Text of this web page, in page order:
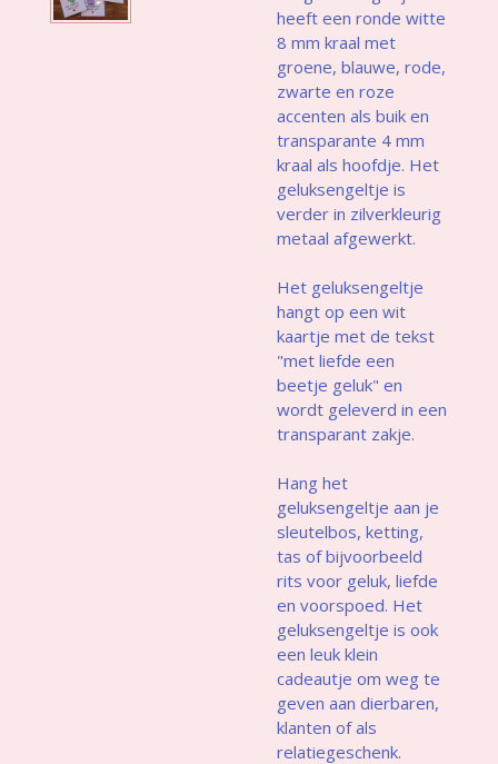
heeft een ronde witte
8 mm kraal met
groene, blauwe, rode,
zwarte en roze
accenten als buik en
transparante 4 mm
kraal als hoofdje. Het
geluksengeltje is
verder in zilverkleurig
metaal afgewerkt.
Het geluksengeltje
hangt op een wit
kaartje met de tekst
"met liefde een
beetje geluk" en
wordt geleverd in een
transparant zakje.
Hang het
geluksengeltje aan je
sleutelbos, ketting,
tas of bijvoorbeeld
rits voor geluk, liefde
en voorspoed. Het
geluksengeltje is ook
een leuk klein
cadeautje om weg te
geven aan dierbaren,
klanten of als
relatiegeschenk.